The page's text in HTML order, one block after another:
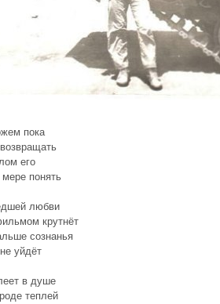
пока
его
понять
любви
крутнёт
сознанья
уйдёт
в душе
теплей